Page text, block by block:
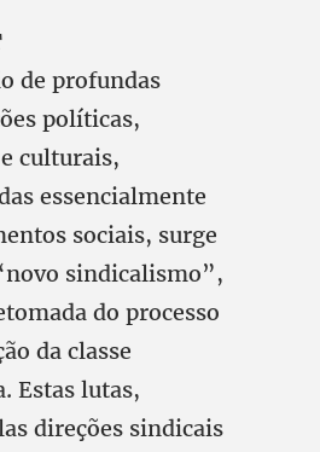
de profundas
políticas,
culturais,
essencialmente
sociais, surge
sindicalismo”,
do processo
da classe
Estas lutas,
direções sindicais